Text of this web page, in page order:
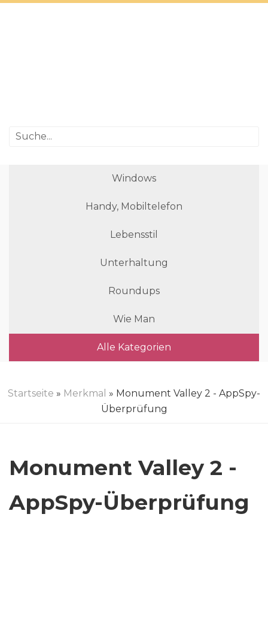
Windows
Handy, Mobiltelefon
Lebensstil
Unterhaltung
Roundups
Wie Man
Alle Kategorien
Startseite » Merkmal » Monument Valley 2 - AppSpy-
Überprüfung
Monument Valley 2 -
AppSpy-Überprüfung